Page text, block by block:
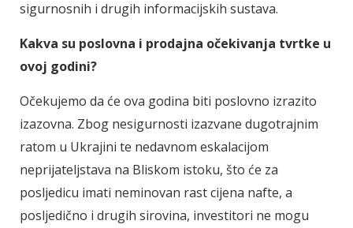
sigurnosnih i drugih informacijskih sustava.
Kakva su poslovna i prodajna očekivanja tvrtke u
ovoj godini?
Očekujemo da će ova godina biti poslovno izrazito
izazovna. Zbog nesigurnosti izazvane dugotrajnim
ratom u Ukrajini te nedavnom eskalacijom
neprijateljstava na Bliskom istoku, što će za
posljedicu imati neminovan rast cijena nafte, a
posljedično i drugih sirovina, investitori ne mogu